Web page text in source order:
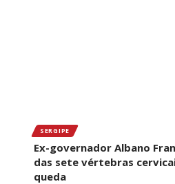
SERGIPE
Ex-governador Albano
das sete vértebras
queda